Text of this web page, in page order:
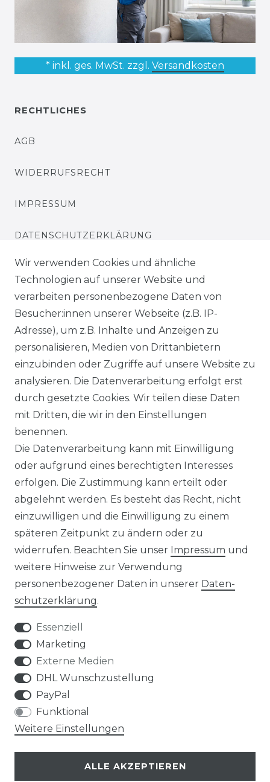
* inkl. ges. MwSt. zzgl. Versandkosten
RECHTLICHES
AGB
WIDERRUFSRECHT
IMPRESSUM
DATENSCHUTZERKLÄRUNG
BARRIEREFREIHEITSERKLÄRUNG
SERVICE & INFOS
MONTAGESERVICE
VERSANDKOSTEN
KLIMA- UND UMWELTSCHUTZ
LEXIKON
UNTERNEHMEN
ÜBER UNS
KONTAKT
MAGAZIN
HERSTELLER
REFERENZEN
Wir verwenden Cookies und ähnliche
Technologien auf unserer Website und
verarbeiten personenbezogene Daten von
Besucher:innen unserer Webseite (z.B. IP-
Adresse), um z.B. Inhalte und Anzeigen zu
personalisieren, Medien von Drittanbietern
einzubinden oder Zugriffe auf unsere Website zu
analysieren. Die Datenverarbeitung erfolgt erst
durch gesetzte Cookies. Wir teilen diese Daten
mit Dritten, die wir in den Einstellungen
benennen.
Die Datenverarbeitung kann mit Einwilligung
oder aufgrund eines berechtigten Interesses
erfolgen. Die Zustimmung kann erteilt oder
abgelehnt werden. Es besteht das Recht, nicht
einzuwilligen und die Einwilligung zu einem
späteren Zeitpunkt zu ändern oder zu
widerrufen. Beachten Sie unser Impressum und
weitere Hinweise zur Verwendung
personenbezogener Daten in unserer Daten­
schutz­erklärung.
Essenziell
Marketing
Externe Medien
DHL Wunschzustellung
PayPal
Funktional
Weitere Einstellungen
ALLE AKZEPTIEREN